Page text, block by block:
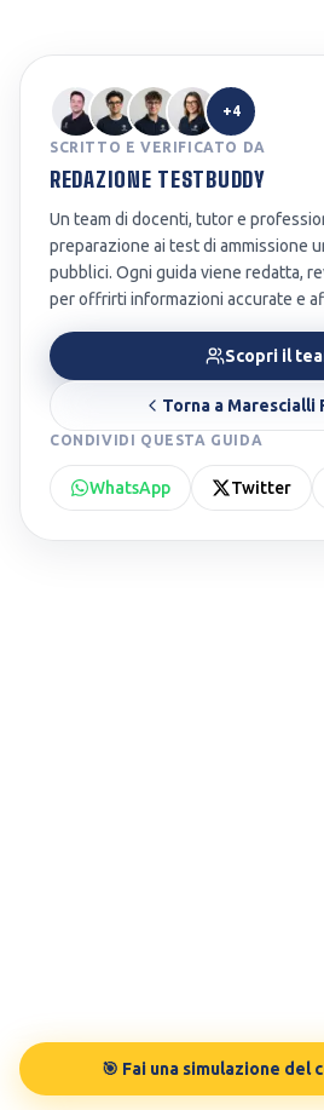
🎯 Fai una simulazione del
+4
SCRITTO E VERIFICATO DA
REDAZIONE TESTBUDDY
Un team di docenti, tutor e
preparazione ai test di ammissione
pubblici. Ogni guida viene redatta,
per offrirti informazioni accurate e
Scopri il
Torna a Marescialli
CONDIVIDI QUESTA GUIDA
WhatsApp Twitter